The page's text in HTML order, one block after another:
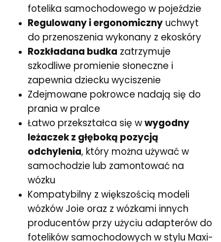
fotelika samochodowego w pojeździe
Regulowany i ergonomiczny uchwyt
do przenoszenia wykonany z ekoskóry
Rozkładana budka zatrzymuje
szkodliwe promienie słoneczne i
zapewnia dziecku wyciszenie
Zdejmowane pokrowce nadają się do
prania w pralce
Łatwo przekształca się wwygodny
leżaczek z głęboką pozycją
odchylenia, który można używać w
samochodzie lub zamontować na
wózku
Kompatybilny z większością modeli
wózków Joie oraz z wózkami innych
producentów przy użyciu adapterów do
fotelików samochodowych w stylu Maxi-